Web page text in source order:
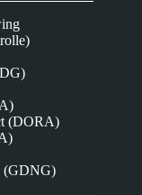
(DORA)
(GDNG)